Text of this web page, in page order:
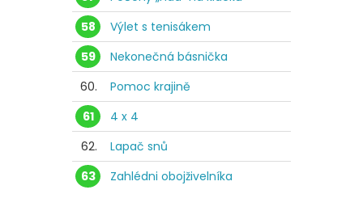
58
Výlet s tenisákem
59
Nekonečná básnička
60.
Pomoc krajině
61
4 x 4
62.
Lapač snů
63
Zahlédni obojživelníka